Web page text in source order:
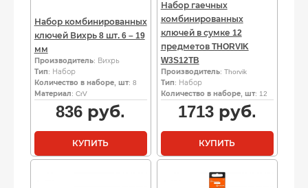
Набор комбинированных
ключей Вихрь 8 шт. 6 – 19
мм
Производитель: Вихрь
Тип: Набор
Количество в наборе, шт: 8
Материал: CrV
836 руб.
КУПИТЬ
Набор гаечных
комбинированных
ключей в сумке 12
предметов THORVIK
W3S12TB
Производитель: Thorvik
Тип: Набор
Количество в наборе, шт: 12
1713руб.
КУПИТЬ